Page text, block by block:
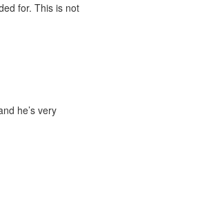
for. This is not
he’s very